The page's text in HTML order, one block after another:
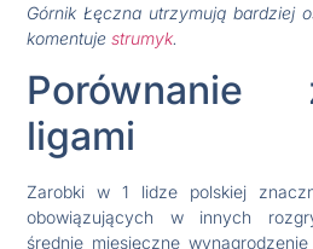
Górnik Łęczna utrzymują bardziej
komentujestrumyk.
ligami
Zarobki w 1 lidze polskiej
obowiązujących w innych
średnie miesięczne